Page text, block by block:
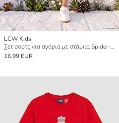
LCW Kids
Σετ σορτς για αγόρια με στάμπα Spider-Man
16.99 EUR